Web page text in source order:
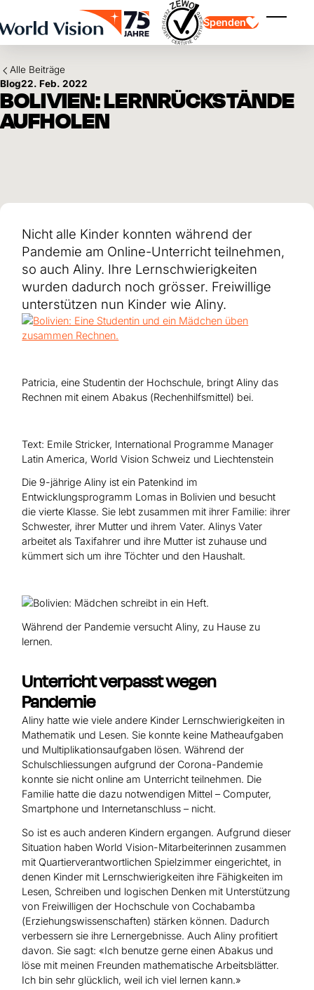
Spenden
Patenschaft für Kinder in Not
Testament und Legat
Philanthropie
Unternehmenskooperationen
Erdbeben Venezuela
Hilfe für Ukraine
Hilfe für Sudan
Hilfe für Afghanistan
Alle Nothilfe-Projekte
Einsatzgebiete
Wirkung und Erfolge
Mittelverwendung
Jahresbericht und Finanzen
Afrika
Asien
Lateinamerika
Naher Osten und Europa
Alle Beiträge
Blog22. Feb. 2022
BOLIVIEN: LERNRÜCKSTÄNDE
AUFHOLEN
Nicht alle Kinder konnten während der
Pandemie am Online-Unterricht teilnehmen,
so auch Aliny. Ihre Lernschwierigkeiten
wurden dadurch noch grösser. Freiwillige
unterstützen nun Kinder wie Aliny.
Patricia, eine Studentin der Hochschule, bringt Aliny das
Rechnen mit einem Abakus (Rechenhilfsmittel) bei.
Text: Emile Stricker, International Programme Manager
Latin America, World Vision Schweiz und Liechtenstein
Die 9-jährige Aliny ist ein Patenkind im
Entwicklungsprogramm Lomas in Bolivien und besucht
die vierte Klasse. Sie lebt zusammen mit ihrer Familie: ihrer
Schwester, ihrer Mutter und ihrem Vater. Alinys Vater
arbeitet als Taxifahrer und ihre Mutter ist zuhause und
kümmert sich um ihre Töchter und den Haushalt.
Während der Pandemie versucht Aliny, zu Hause zu
lernen.
Unterricht verpasst wegen
Pandemie
Aliny hatte wie viele andere Kinder Lernschwierigkeiten in
Mathematik und Lesen. Sie konnte keine Matheaufgaben
und Multiplikationsaufgaben lösen. Während der
Schulschliessungen aufgrund der Corona-Pandemie
konnte sie nicht online am Unterricht teilnehmen. Die
Familie hatte die dazu notwendigen Mittel – Computer,
Smartphone und Internetanschluss – nicht.
So ist es auch anderen Kindern ergangen. Aufgrund dieser
Situation haben World Vision-Mitarbeiterinnen zusammen
mit Quartierverantwortlichen Spielzimmer eingerichtet, in
denen Kinder mit Lernschwierigkeiten ihre Fähigkeiten im
Lesen, Schreiben und logischen Denken mit Unterstützung
von Freiwilligen der Hochschule von Cochabamba
(Erziehungswissenschaften) stärken können. Dadurch
verbessern sie ihre Lernergebnisse. Auch Aliny profitiert
davon. Sie sagt: «Ich benutze gerne einen Abakus und
löse mit meinen Freunden mathematische Arbeitsblätter.
Ich bin sehr glücklich, weil ich viel lernen kann.»